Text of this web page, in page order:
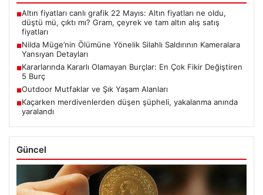
■Altın fiyatları canlı grafik 22 Mayıs: Altın fiyatları ne oldu,
düştü mü, çıktı mı? Gram, çeyrek ve tam altın alış satış
fiyatları
■Nilda Müge’nin Ölümüne Yönelik Silahlı Saldırının Kameralara
Yansıyan Detayları
■Kararlarında Kararlı Olamayan Burçlar: En Çok Fikir Değiştiren
5 Burç
■Outdoor Mutfaklar ve Şık Yaşam Alanları
■Kaçarken merdivenlerden düşen şüpheli, yakalanma anında
yaralandı
Güncel